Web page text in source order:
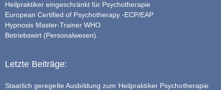
Heilpraktiker eingeschränkt für Psychotherapie
European Certified of Psychotherapy -ECP/EAP
Hypnosis Master-Trainer WHO
Betriebswirt (Personalwesen).
Letzte Beiträge:
Staatlich geregelte Ausbildung zum Heilpraktiker Psychotherapie